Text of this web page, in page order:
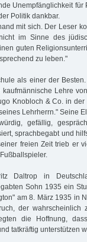
Unempfänglichkeit für
Politik dankbar.
mit sich. Der Leser
im Sinne des
guten
zu leben."
als einer der
kaufmännische Lehre
Knobloch & Co. in
Lehrherrn." Seine
gefällig,
sprachbegabt und
freien Zeit trieb er
Daltrop in
Sohn 1935 ein
am 8. März 1935 in
der wahrscheinlich
die Hoffnung,
tatkräftig unterstützen